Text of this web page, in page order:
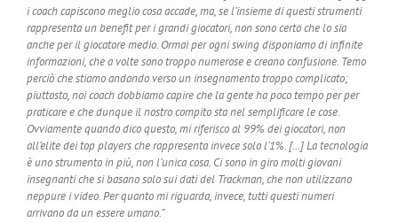
i coach capiscono meglio cosa accade, ma, se l’insieme di questi strumenti
rappresenta un benefit per i grandi giocatori, non sono certo che lo sia
anche per il giocatore medio. Ormai per ogni swing disponiamo di infinite
informazioni, che a volte sono troppo numerose e creano confusione. Temo
perciò che stiamo andando verso un insegnamento troppo complicato;
piuttosto, noi coach dobbiamo capire che la gente ha poco tempo per per
praticare e che dunque il nostro compito sta nel semplificare le cose.
Ovviamente quando dico questo, mi riferisco al 99% dei giocatori, non
all’elite dei top players che rappresenta invece solo l’1%. […] La tecnologia
è uno strumento in più, non l’unica cosa. Ci sono in giro molti giovani
insegnanti che si basano solo sui dati del Trackman, che non utilizzano
neppure i video. Per quanto mi riguarda, invece, tutti questi numeri
arrivano da un essere umano.”